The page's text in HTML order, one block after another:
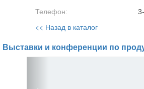
Телефон:
<< Назад в каталог
Выставки и конференции по